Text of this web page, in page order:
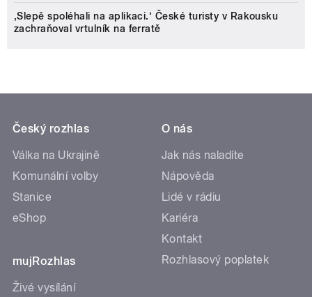
‚Slepě spoléhali na aplikaci.‘ České turisty v Rakousku
zachraňoval vrtulník na ferratě
Český rozhlas
Válka na Ukrajině
Komunální volby
Stanice
eShop
mujRozhlas
Živé vysílání
O nás
Jak nás naladíte
Nápověda
Lidé v rádiu
Kariéra
Kontakt
Rozhlasový poplatek